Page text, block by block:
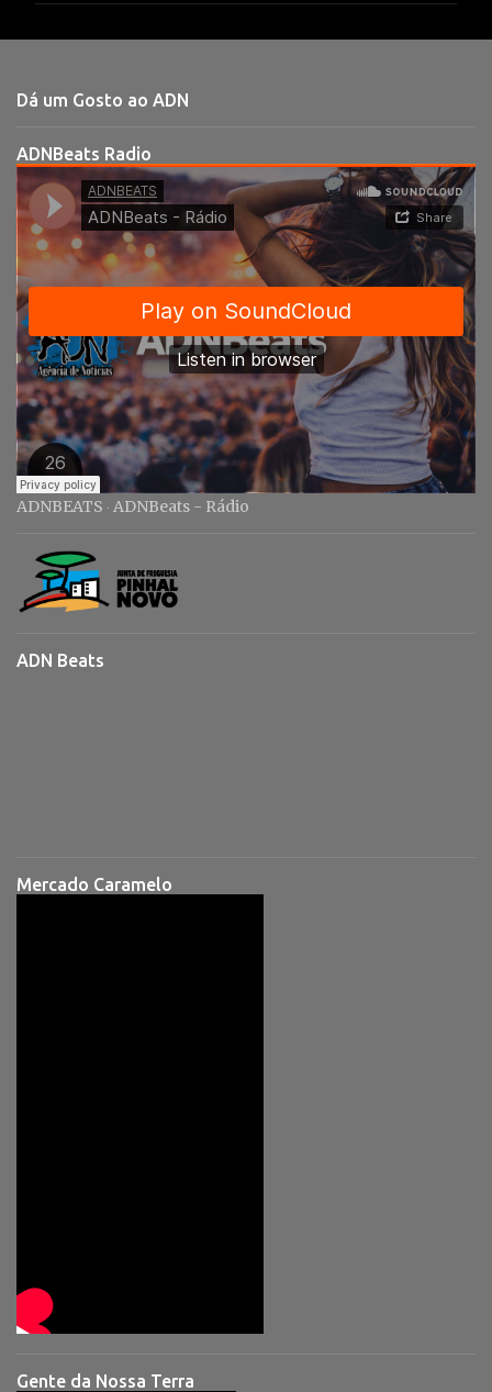
t
r
i
s
Dá um Gosto ao ADN
ADNBeats Radio
ADNBEATS · ADNBeats - Rádio
ADN Beats
Mercado Caramelo
Gente da Nossa Terra